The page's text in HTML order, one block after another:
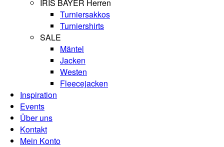
IRIS BAYER Herren
Turniersakkos
Turniershirts
SALE
Mäntel
Jacken
Westen
Fleecejacken
Inspiration
Events
Über uns
Kontakt
Mein Konto